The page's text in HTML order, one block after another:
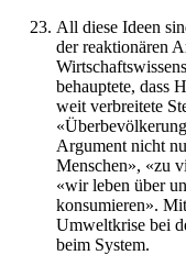
All diese Ideen
der reaktionären
behauptete, dass
weit verbreitete
Argument nicht
Menschen», «zu
«wir leben über
konsumieren».
Umweltkrise bei
beim System.